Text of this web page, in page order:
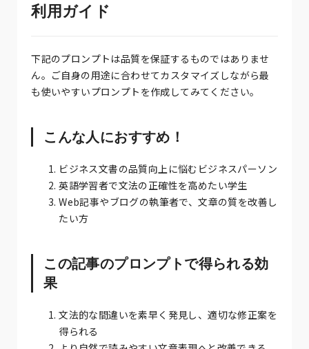
利用ガイド
下記のプロンプトは品質を保証するものではありませ
ん。ご自身の用途に合わせてカスタマイズしながら最
も使いやすいプロンプトを作成してみてください。
こんな人におすすめ！
ビジネス文書の品質向上に悩むビジネスパーソン
英語学習者で文法の正確性を高めたい学生
Web記事やブログの執筆者で、文章の質を改善し
たい方
この記事のプロンプトで得られる効
果
文法的な間違いを素早く発見し、適切な修正案を
得られる